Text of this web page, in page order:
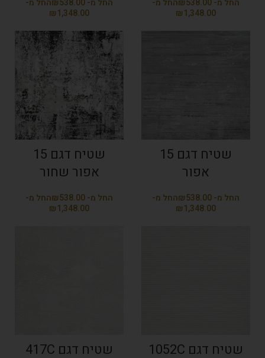
₪
₪
₪
₪
שטיח דגם 15
אפור
₪
₪
שטיח דגם 15
אפור שחור
₪
₪
שטיח דגם 1052C שטיח דגם 417C